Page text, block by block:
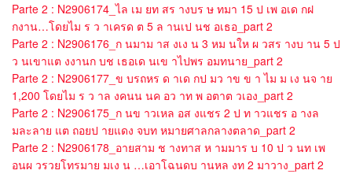
Parte 2 : N2906174_ไล เม ยท สร างบร ษ ทมา 15 ป เพ อเด กฝ
กงาน…โดยไม ร ว าเครด ต 5 ล านเป นช อเธอ_part 2
Parte 2 : N2906176_ก นมาม าส งเง น 3 หม นให ผ วสร างบ าน 5 ป
ว นเขาแต งงานก บช เธอเด นเข าไปพร อมทนาย_part 2
Parte 2 : N2906177_ข บรถหร ด าเด กป มว าข ข า ไม ม เง นจ าย
1,200 โดยไม ร ว าล งคนน นค อว าท พ อตาต วเอง_part 2
Parte 2 : N2906175_ก นข าวเหล อส งแชร 2 ป ท าวแชร อ างล
มละลาย แต ถอยป ายแดง จบท หมายศาลกลางตลาด_part 2
Parte 2 : N2906178_อายสาม ช างทาส ห ามมาร บ 10 ป ว นท เพ
อนผ วรวยโทรมาย มเง น …เอาโฉนดบ านหล งท 2 มาวาง_part 2